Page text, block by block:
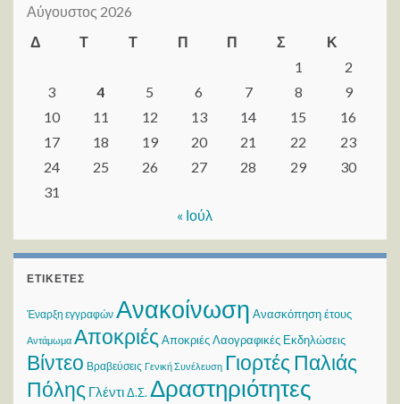
Αύγουστος 2026
Δ
Τ Τ Π Π Σ
Κ
1
2
3
4 5 6 7 8
9
10
11 12 13 14 15
16
17
18 19 20 21 22
23
24
25 26 27 28 29
30
31
« Ιούλ
ΕΤΙΚΈΤΕΣ
Έναρξη εγγραφών Ανακοίνωση Ανασκόπηση έτους
Αντάμωμα Αποκριές Αποκριές Λαογραφικές Εκδηλώσεις
Βίντεο Βραβεύσεις Γενική Συνέλευση Γιορτές Παλιάς
Πόλης ΓλέντιΔ.Σ.Δραστηριότητες